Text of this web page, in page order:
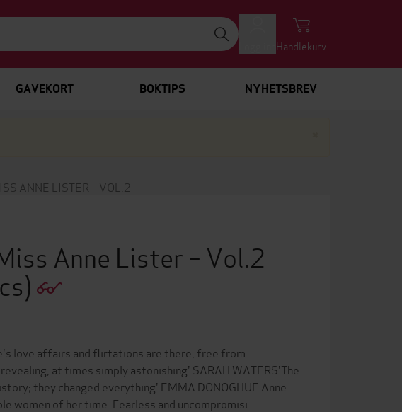
Handlekurv
GAVEKORT BOKTIPS NYHETSBREV
ANNE LISTER – VOL.2
Anne Lister – Vol.2
love affairs and flirtations are there, free from
at times simply astonishing' SARAH WATERS'The
they changed everything' EMMA DONOGHUE Anne
of her time. Fearless and uncompromisi…